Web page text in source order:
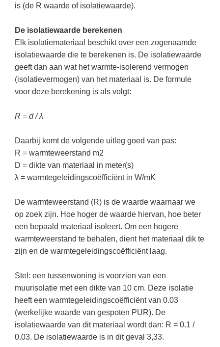
April 2026
Almere(49)
Utrecht
Den Haag(40)
Dordrecht(35)
Eindhoven
Haarlem (16)
Alkmaar(16)
Handelswetenschappen
Informatica
Klassieke Talen
Letterkunde
Maatschappijleer
Muziek
Natuurkunde
Nederlands
Sociale vaardigheden
Spaans
Techniek
Topografie
Verkeer
Taalzee: adaptief oefenen en toetsen
sociale vaardigheden
Lesmateriaal gebaseerd op
(hersen)onderzoek
Examentraining
Frans
Geschiedenis
Nederlands
Rekenen
Sociale vaardigheden
Taalvaardigheden
LESMATERIAAL
Beeldende Vorming
Biologie
is (de R waarde of isolatiewaarde).
De isolatiewaarde berekenen
Elk isolatiemateriaal beschikt over een zogenaamde
isolatiewaarde die te berekenen is. De isolatiewaarde
geeft dan aan wat het warmte-isolerend vermogen
(isolatievermogen) van het materiaal is. De formule
voor deze berekening is als volgt:
R = d / λ
Daarbij komt de volgende uitleg goed van pas:
R = warmteweerstand m2
D = dikte van materiaal in meter(s)
λ = warmtegeleidingscoëfficiënt in W/mK
De warmteweerstand (R) is de waarde waarnaar we
op zoek zijn. Hoe hoger de waarde hiervan, hoe beter
een bepaald materiaal isoleert. Om een hogere
warmteweerstand te behalen, dient het materiaal dik te
zijn en de warmtegeleidingscoëfficiënt laag.
Stel: een tussenwoning is voorzien van een
muurisolatie met een dikte van 10 cm. Deze isolatie
heeft een warmtegeleidingscoëfficiënt van 0.03
(werkelijke waarde van gespoten PUR). De
isolatiewaarde van dit materiaal wordt dan: R = 0.1 /
0.03. De isolatiewaarde is in dit geval 3,33.